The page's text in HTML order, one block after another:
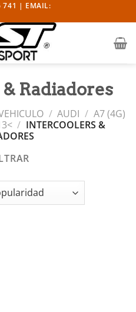
741 | EMAIL:
Radiadores
/ AUDI / A7 (4G)
/ INTERCOOLERS &